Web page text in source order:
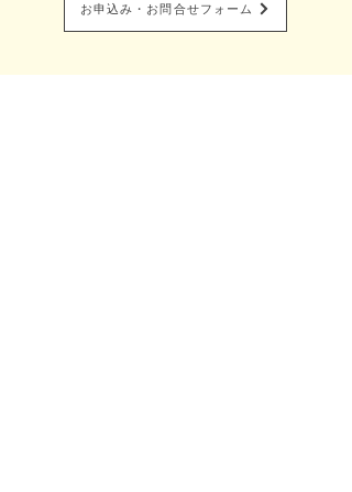
お申込み・お問合せフォーム